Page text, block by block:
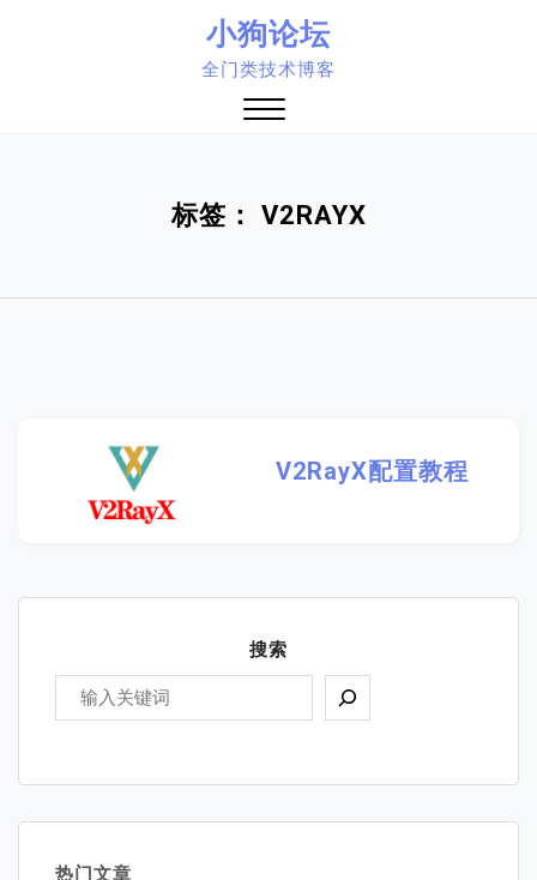
小狗论坛
全门类技术博客
标签： V2RAYX
V2RayX配置教程
搜索
热门文章